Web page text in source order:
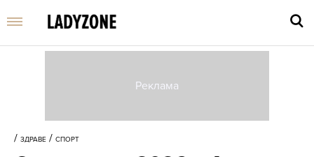
/ ЗДРАВЕ / СПОРТ